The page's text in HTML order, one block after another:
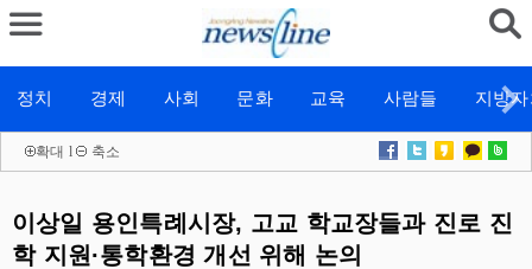
정치 경제 사회 문화 교육 사람들 지방
확대 l 축소
이상일 용인특례시장, 고교 학교장들과 진로 진
학 지원·통학환경 개선 위해 논의